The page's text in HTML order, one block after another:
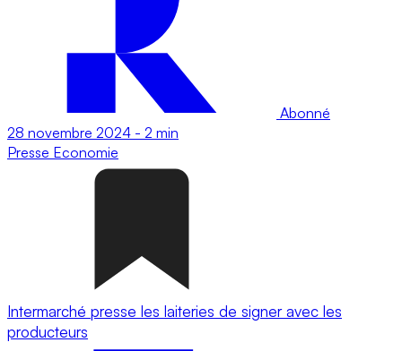
Abonné
28 novembre 2024 - 2 min
Presse Economie
Intermarché presse les laiteries de signer avec les
producteurs